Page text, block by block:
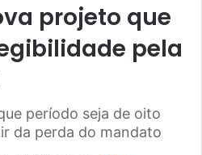
projeto que
pela
período seja de oito
da perda do mandato